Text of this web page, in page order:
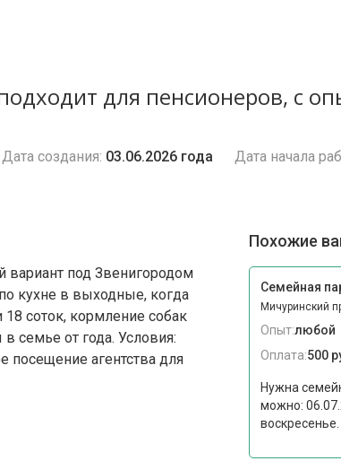
для пенсионеров, с
Дата создания: 03.06.2026 года Дата начала
под Звенигородом
кухне в выходные, когда
соток, кормление собак
семье от года. Условия:
агентства для
Похожие
Семейная
Мичуринский
Опыт:любой
Оплата:500
Нужна
можно: